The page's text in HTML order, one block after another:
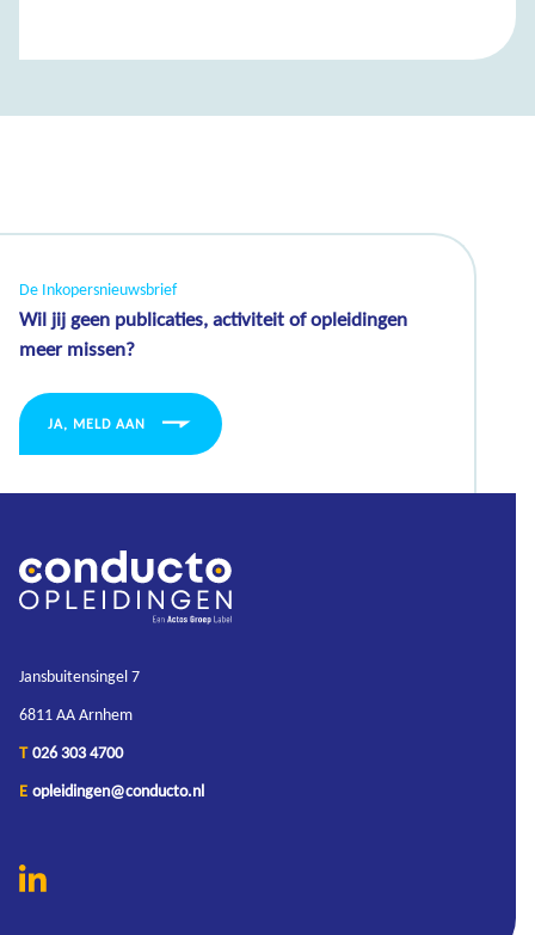
De Inkopersnieuwsbrief
Wil jij geen publicaties, activiteit of opleidingen
meer missen?
JA, MELD AAN
Jansbuitensingel 7
6811 AA Arnhem
T 026 303 4700
E opleidingen@conducto.nl